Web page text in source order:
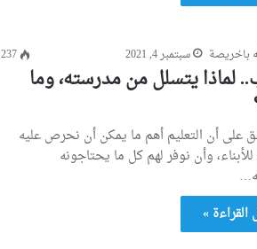
باخريصة سبتمبر 4, 2021 237
لماذا يتسلل من مدرسته، وما
على أن التعليم أهم ما يمكن أن نحرص عليه
وأن نوفر لهم كل ما يحتاجونه
القراءة »